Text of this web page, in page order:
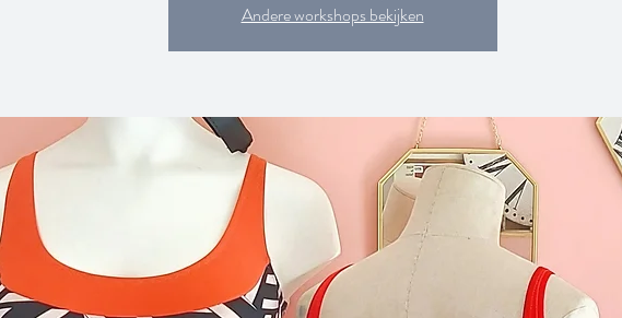
Andere workshops bekijken